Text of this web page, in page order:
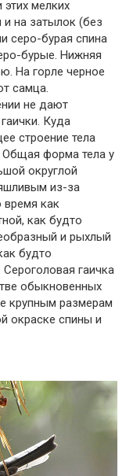
мелких
на затылок (без
серо-бурая спина
бурые. Нижняя
На горле черное
самца.
не дают
Куда
строение тела
Общая форма тела у
округлой
из-за
время как
как будто
и рыхлый
будто
Сероголовая гаичка
обыкновенных
крупным размерам
окраске спины и